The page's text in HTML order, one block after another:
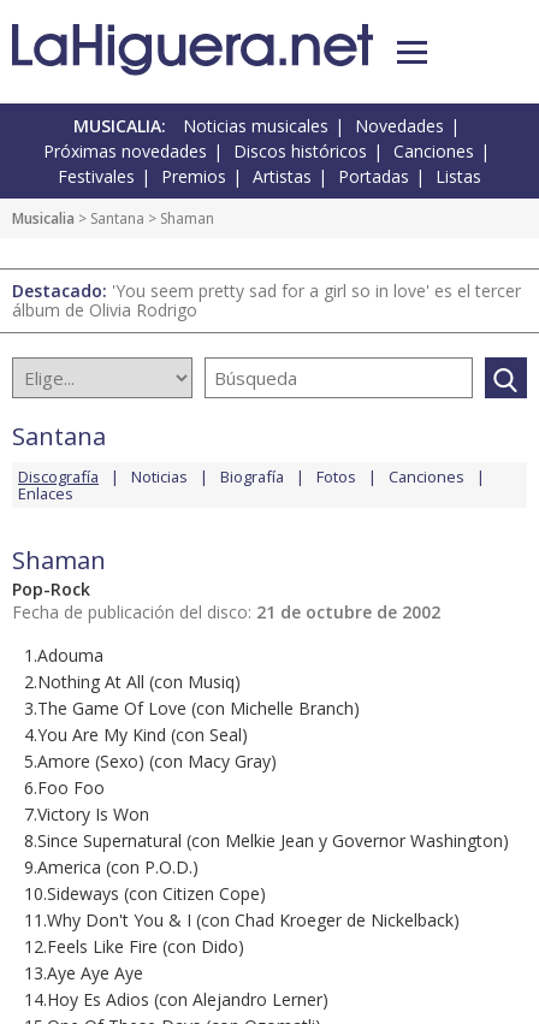
MUSICALIA: Noticias musicales
Novedades
Próximas novedades
Discos históricos
Canciones
Festivales
Premios Artistas Portadas Listas
Musicalia > Santana > Shaman
Destacado: 'You seem pretty sad for a girl so in love' es el tercer
álbum de Olivia Rodrigo
Santana
Discografía Noticias Biografía Fotos Canciones
Enlaces
Shaman
Pop-Rock
Fecha de publicación del disco: 21 de octubre de 2002
1.Adouma
2.Nothing At All (con Musiq)
3.The Game Of Love (con Michelle Branch)
4.You Are My Kind (con Seal)
5.Amore (Sexo) (con Macy Gray)
6.Foo Foo
7.Victory Is Won
8.Since Supernatural (con Melkie Jean y Governor Washington)
9.America (con P.O.D.)
10.Sideways (con Citizen Cope)
11.Why Don't You & I (con Chad Kroeger de Nickelback)
12.Feels Like Fire (con Dido)
13.Aye Aye Aye
14.Hoy Es Adios (con Alejandro Lerner)